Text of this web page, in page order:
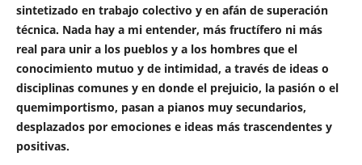
sintetizado en trabajo colectivo y en afán de superación
técnica. Nada hay a mi entender, más fructífero ni más
real para unir a los pueblos y a los hombres que el
conocimiento mutuo y de intimidad, a través de ideas o
disciplinas comunes y en donde el prejuicio, la pasión o el
quemimportismo, pasan a pianos muy secundarios,
desplazados por emociones e ideas más trascendentes y
positivas.